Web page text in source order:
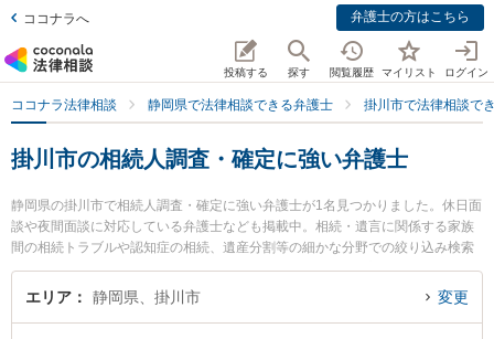
ココナラへ 弁護士の方はこちら
投稿する 探す 閲覧履歴 マイリスト ログイン
ココナラ法律相談 静岡県で法律相談できる弁護士 掛川市で法律相談で
掛川市の相続人調査・確定に強い弁護士
静岡県の掛川市で相続人調査・確定に強い弁護士が1名見つかりました。休日面
談や夜間面談に対応している弁護士なども掲載中。相続・遺言に関係する家族
間の相続トラブルや認知症の相続、遺産分割等の細かな分野での絞り込み検索
もでき便利です。特に北川法律事務所の北川 直樹弁護士のプロフィール情報や
弁護士費用、強みなどが注目されています。『掛川市で土日や夜間に発生した
エリア 静岡県、掛川市 変更